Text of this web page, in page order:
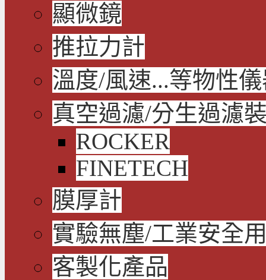
顯微鏡
推拉力計
溫度/風速...等物性
真空過濾/分生過濾
ROCKER
FINETECH
膜厚計
實驗無塵/工業安全
客製化產品